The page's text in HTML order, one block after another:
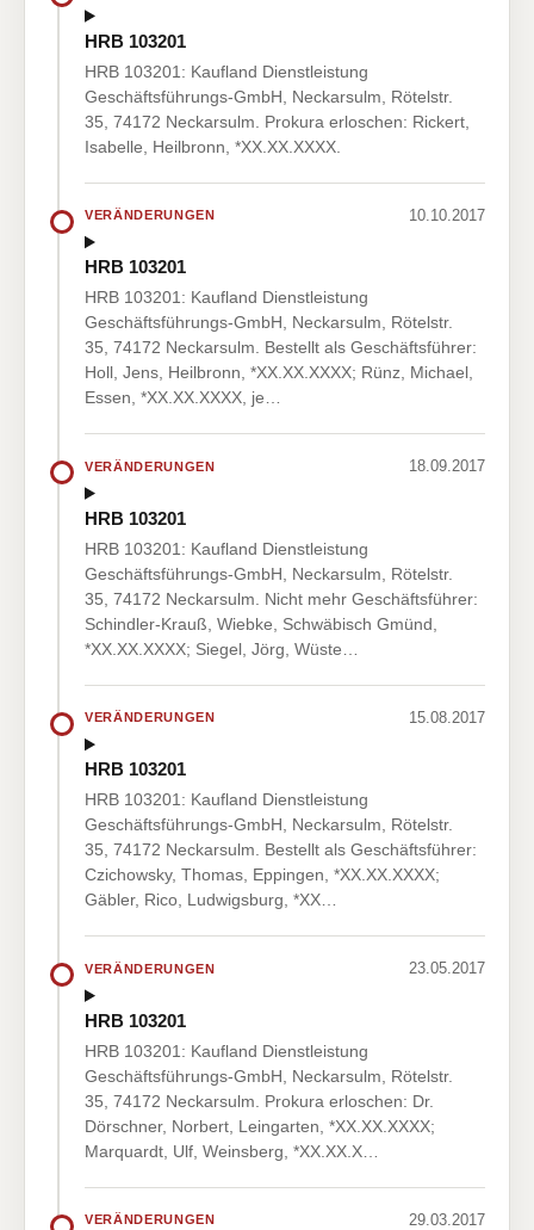
HRB 103201
HRB 103201: Kaufland Dienstleistung
Geschäftsführungs-GmbH, Neckarsulm, Rötelstr.
35, 74172 Neckarsulm. Prokura erloschen: Rickert,
Isabelle, Heilbronn, *XX.XX.XXXX.
VERÄNDERUNGEN 10.10.2017
HRB 103201
HRB 103201: Kaufland Dienstleistung
Geschäftsführungs-GmbH, Neckarsulm, Rötelstr.
35, 74172 Neckarsulm. Bestellt als Geschäftsführer:
Holl, Jens, Heilbronn, *XX.XX.XXXX; Rünz, Michael,
Essen, *XX.XX.XXXX, je…
VERÄNDERUNGEN 18.09.2017
HRB 103201
HRB 103201: Kaufland Dienstleistung
Geschäftsführungs-GmbH, Neckarsulm, Rötelstr.
35, 74172 Neckarsulm. Nicht mehr Geschäftsführer:
Schindler-Krauß, Wiebke, Schwäbisch Gmünd,
*XX.XX.XXXX; Siegel, Jörg, Wüste…
VERÄNDERUNGEN 15.08.2017
HRB 103201
HRB 103201: Kaufland Dienstleistung
Geschäftsführungs-GmbH, Neckarsulm, Rötelstr.
35, 74172 Neckarsulm. Bestellt als Geschäftsführer:
Czichowsky, Thomas, Eppingen, *XX.XX.XXXX;
Gäbler, Rico, Ludwigsburg, *XX…
VERÄNDERUNGEN 23.05.2017
HRB 103201
HRB 103201: Kaufland Dienstleistung
Geschäftsführungs-GmbH, Neckarsulm, Rötelstr.
35, 74172 Neckarsulm. Prokura erloschen: Dr.
Dörschner, Norbert, Leingarten, *XX.XX.XXXX;
Marquardt, Ulf, Weinsberg, *XX.XX.X…
VERÄNDERUNGEN 29.03.2017